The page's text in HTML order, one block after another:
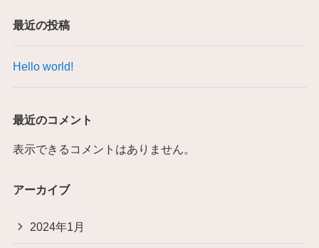
最近の投稿
Hello world!
最近のコメント
表示できるコメントはありません。
アーカイブ
2024年1月